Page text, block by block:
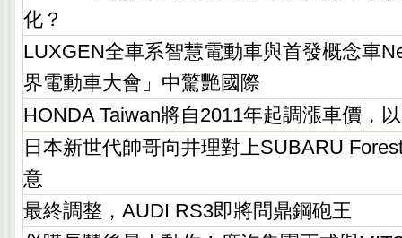
化？
LUXGEN全車系智慧電動車與首發概念車
界電動車大會」中驚艷國際
HONDA Taiwan將自2011年起調漲車價，
日本新世代帥哥向井理對上SUBARU
意
最終調整，AUDI RS3即將問鼎鋼砲王